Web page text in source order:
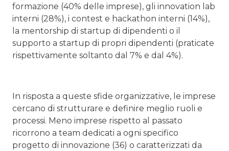
formazione (40% delle imprese), gli innovation lab
interni (28%), i contest e hackathon interni (14%),
la mentorship di startup di dipendenti o il
supporto a startup di propri dipendenti (praticate
rispettivamente soltanto dal 7% e dal 4%).
In risposta a queste sfide organizzative, le imprese
cercano di strutturare e definire meglio ruoli e
processi. Meno imprese rispetto al passato
ricorrono a team dedicati a ogni specifico
progetto di innovazione (36) o caratterizzati da